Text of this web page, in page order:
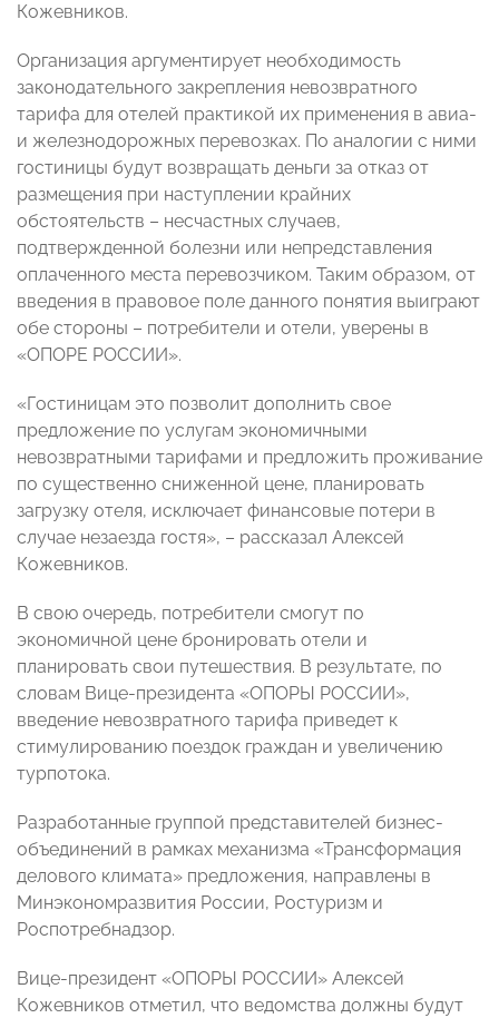
Кожевников.
Организация аргументирует необходимость
законодательного закрепления невозвратного
тарифа для отелей практикой их применения в авиа-
и железнодорожных перевозках. По аналогии с ними
гостиницы будут возвращать деньги за отказ от
размещения при наступлении крайних
обстоятельств – несчастных случаев,
подтвержденной болезни или непредставления
оплаченного места перевозчиком. Таким образом, от
введения в правовое поле данного понятия выиграют
обе стороны – потребители и отели, уверены в
«ОПОРЕ РОССИИ».
«Гостиницам это позволит дополнить свое
предложение по услугам экономичными
невозвратными тарифами и предложить проживание
по существенно сниженной цене, планировать
загрузку отеля, исключает финансовые потери в
случае незаезда гостя», – рассказал Алексей
Кожевников.
В свою очередь, потребители смогут по
экономичной цене бронировать отели и
планировать свои путешествия. В результате, по
словам Вице-президента «ОПОРЫ РОССИИ»,
введение невозвратного тарифа приведет к
стимулированию поездок граждан и увеличению
турпотока.
Разработанные группой представителей бизнес-
объединений в рамках механизма «Трансформация
делового климата» предложения, направлены в
Минэкономразвития России, Ростуризм и
Роспотребнадзор.
Вице-президент «ОПОРЫ РОССИИ» Алексей
Кожевников отметил, что ведомства должны будут